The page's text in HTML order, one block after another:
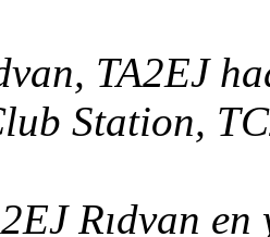
TA2EJ
Station,
Rıdvan en